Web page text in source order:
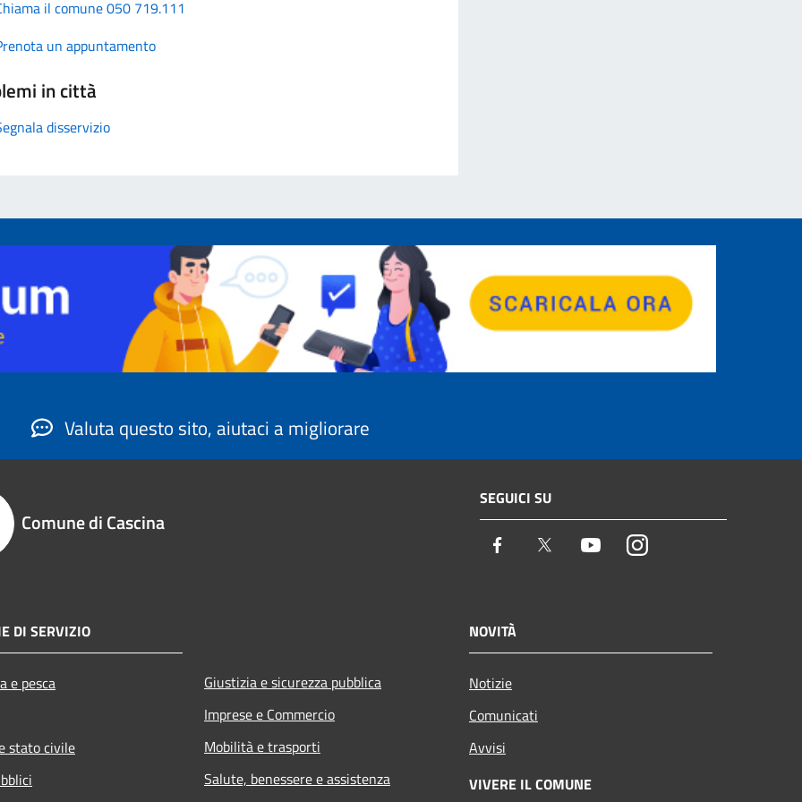
il comune 050 719.111
un appuntamento
in città
disservizio
Valuta questo sito, aiutaci a migliorare
Comune di Cascina
SEGUICI SU
Facebook Twitter YoutubeInstagram
DI SERVIZIO
e pesca
stato civile
Giustizia e sicurezza pubblica
Imprese e Commercio
Mobilità e trasporti
Salute, benessere e assistenza
NOVITÀ
Notizie
Comunicati
Avvisi
VIVERE IL COMUNE